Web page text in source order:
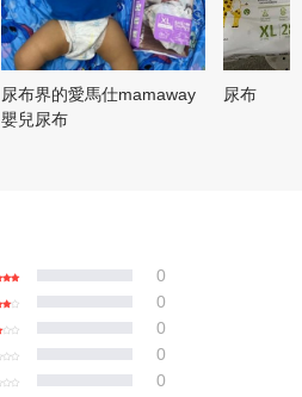
尿布界的愛馬仕mamaway
嬰兒尿布
尿布
0
0
0
0
0